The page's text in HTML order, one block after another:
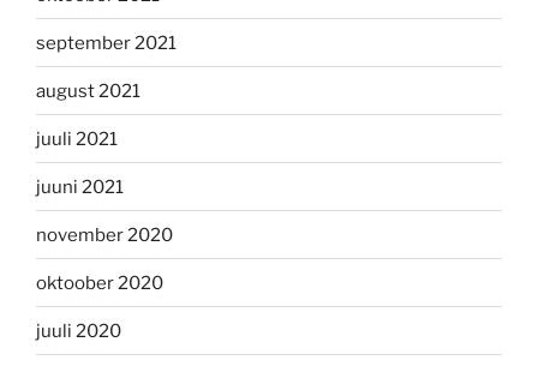
september 2021
august 2021
juuli 2021
juuni 2021
november 2020
oktoober 2020
juuli 2020